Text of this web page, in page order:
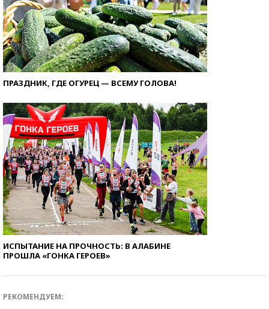
ПРАЗДНИК, ГДЕ ОГУРЕЦ — ВСЕМУ ГОЛОВА!
ИСПЫТАНИЕ НА ПРОЧНОСТЬ: В АЛАБИНЕ
ПРОШЛА «ГОНКА ГЕРОЕВ»
РЕКОМЕНДУЕМ: